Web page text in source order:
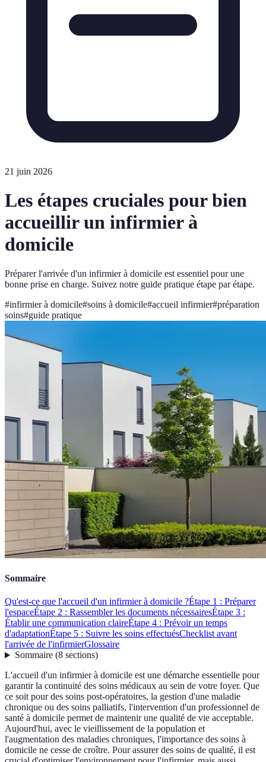
21 juin 2026
Les étapes cruciales pour bien
accueillir un infirmier à
domicile
Préparer l'arrivée d'un infirmier à domicile est essentiel pour une
bonne prise en charge. Suivez notre guide pratique étape par étape.
#infirmier à domicile#soins à domicile#accueil infirmier#préparation
soins#guide pratique
Sommaire
Qu'est-ce que l'accueil d'un infirmier à domicile ?Étape 1 : Préparer
l'espaceÉtape 2 : Rassembler les documents nécessairesÉtape 3 :
Établir une communication claireÉtape 4 : Prévoir un temps
d'adaptationÉtape 5 : Suivre les soins effectuésChecklist avant
l'arrivée de l'infirmierGlossaire
Sommaire(8 sections)
L'accueil d'un infirmier à domicile est une démarche essentielle pour
garantir la continuité des soins médicaux au sein de votre foyer. Que
ce soit pour des soins post-opératoires, la gestion d'une maladie
chronique ou des soins palliatifs, l'intervention d'un professionnel de
santé à domicile permet de maintenir une qualité de vie acceptable.
Aujourd'hui, avec le vieillissement de la population et
l'augmentation des maladies chroniques, l'importance des soins à
domicile ne cesse de croître. Pour assurer des soins de qualité, il est